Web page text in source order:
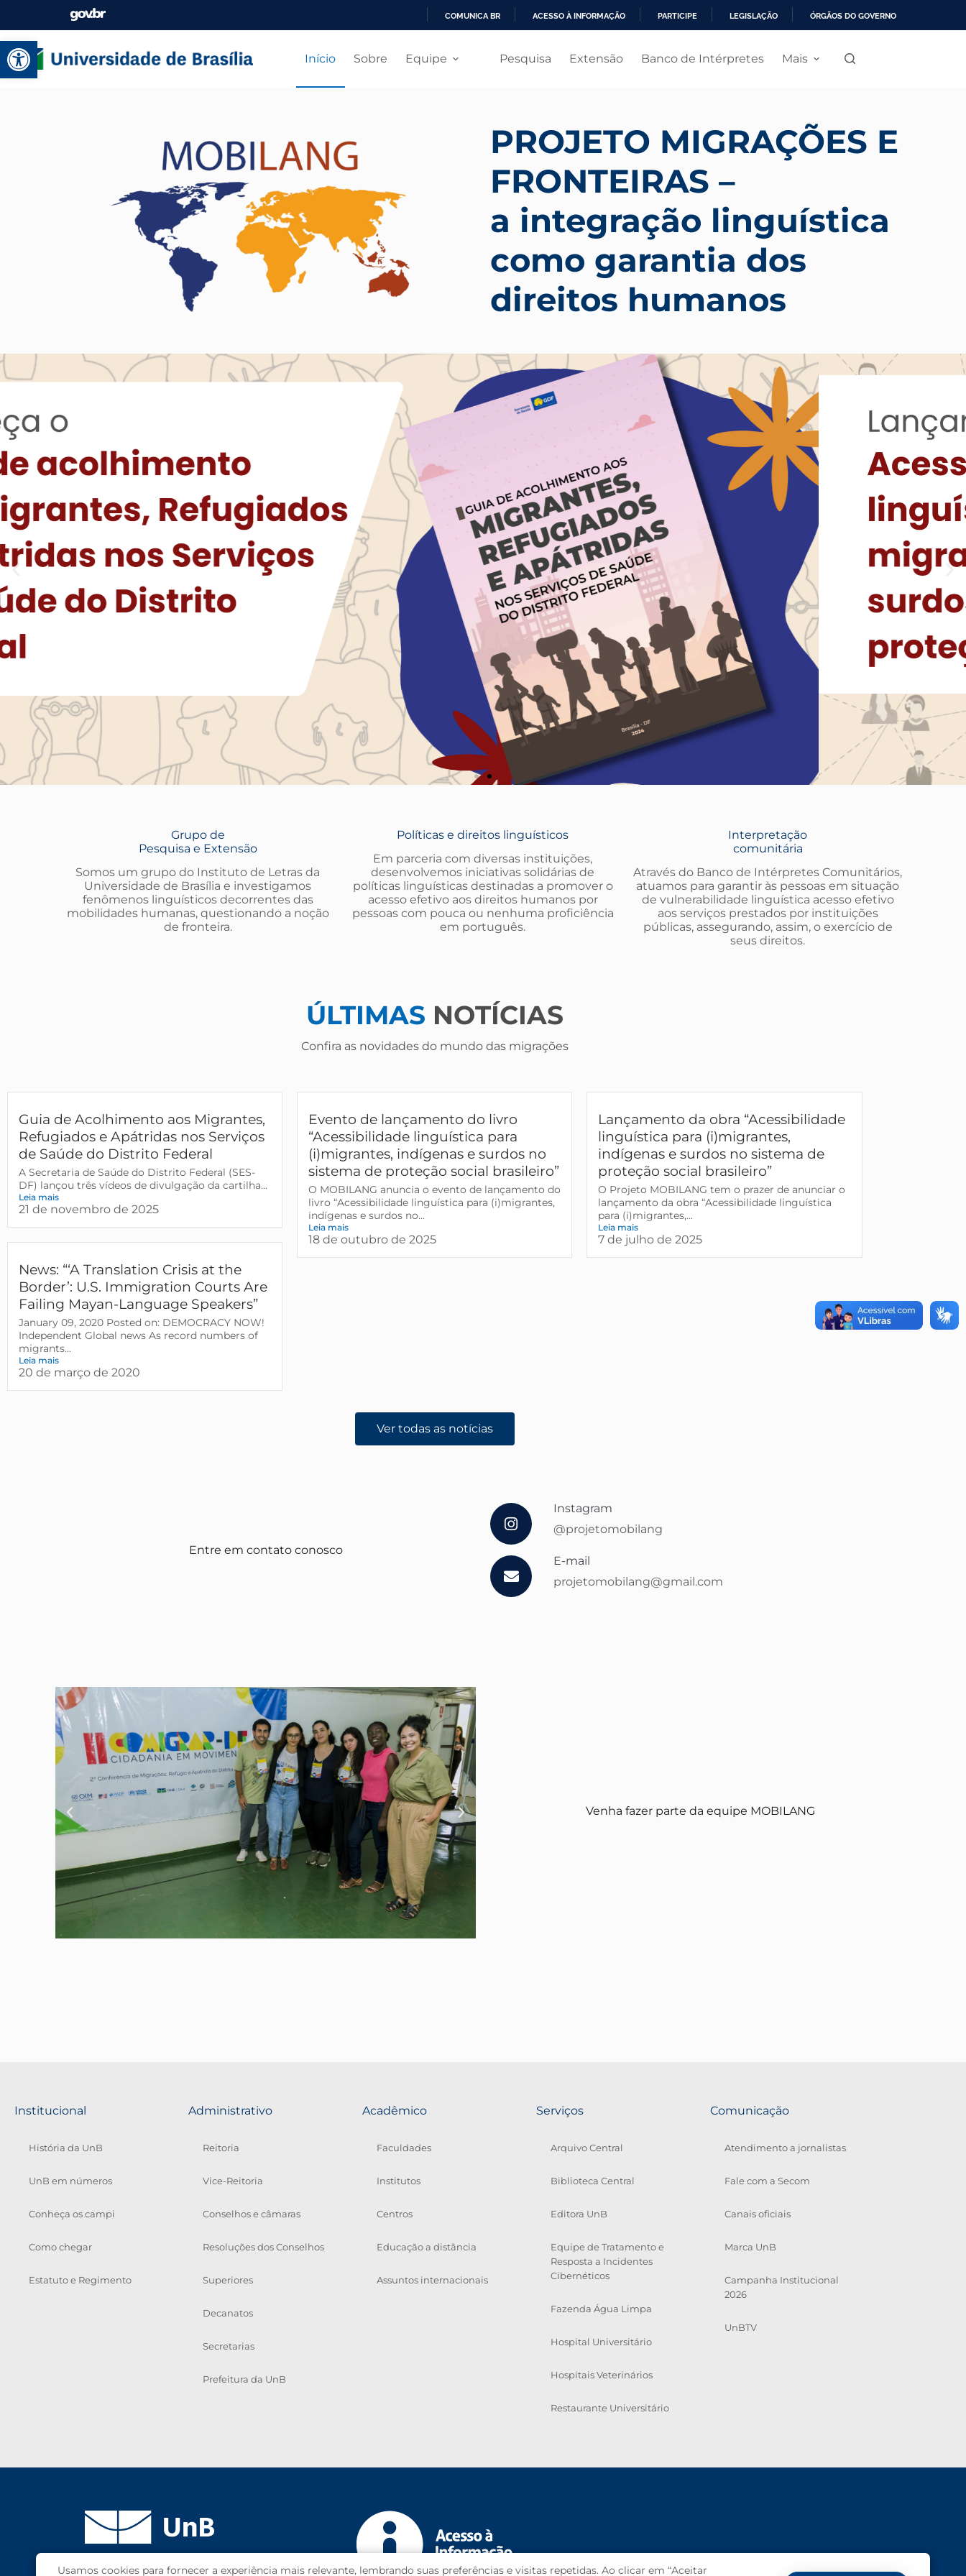
Abrir a barra de ferramentas
COMUNICA BR ACESSO À INFORMAÇÃO PARTICIPE LEGISLAÇÃO ÓRGÃOS DO GOVERNO
Início Sobre Equipe Pesquisa Extensão Banco de Intérpretes Mais
PROJETO MIGRAÇÕES E
FRONTEIRAS –
a integração linguística
como garantia dos
direitos humanos
Grupo de
Pesquisa e Extensão
Somos um grupo do Instituto de Letras da
Universidade de Brasília e investigamos
fenômenos linguísticos decorrentes das
mobilidades humanas, questionando a noção
de fronteira.
Políticas e direitos linguísticos
Em parceria com diversas instituições,
desenvolvemos iniciativas solidárias de
políticas linguísticas destinadas a promover o
acesso efetivo aos direitos humanos por
pessoas com pouca ou nenhuma proficiência
em português.
Interpretação
comunitária
Através do Banco de Intérpretes Comunitários,
atuamos para garantir às pessoas em situação
de vulnerabilidade linguística acesso efetivo
aos serviços prestados por instituições
públicas, assegurando, assim, o exercício de
seus direitos.
ÚLTIMAS NOTÍCIAS
Confira as novidades do mundo das migrações
Guia de Acolhimento aos Migrantes,
Refugiados e Apátridas nos Serviços
de Saúde do Distrito Federal
A Secretaria de Saúde do Distrito Federal (SES-
DF) lançou três vídeos de divulgação da cartilha...
Leia mais
21 de novembro de 2025
Evento de lançamento do livro
“Acessibilidade linguística para
(i)migrantes, indígenas e surdos no
sistema de proteção social brasileiro”
O MOBILANG anuncia o evento de lançamento do
livro “Acessibilidade linguística para (i)migrantes,
indígenas e surdos no...
Leia mais
18 de outubro de 2025
Lançamento da obra “Acessibilidade
linguística para (i)migrantes,
indígenas e surdos no sistema de
proteção social brasileiro”
O Projeto MOBILANG tem o prazer de anunciar o
lançamento da obra “Acessibilidade linguística
para (i)migrantes,...
Leia mais
7 de julho de 2025
News: “‘A Translation Crisis at the
Border’: U.S. Immigration Courts Are
Failing Mayan-Language Speakers”
January 09, 2020 Posted on: DEMOCRACY NOW!
Independent Global news As record numbers of
migrants...
Leia mais
20 de março de 2020
Ver todas as notícias
Entre em contato conosco
Instagram
@projetomobilang
E-mail
projetomobilang@gmail.com
Venha fazer parte da equipe MOBILANG
Institucional
História da UnB
UnB em números
Conheça os campi
Como chegar
Estatuto e Regimento
Administrativo
Reitoria
Vice-Reitoria
Conselhos e câmaras
Resoluções dos Conselhos
Superiores
Decanatos
Secretarias
Prefeitura da UnB
Acadêmico
Faculdades
Institutos
Centros
Educação a distância
Assuntos internacionais
Serviços
Arquivo Central
Biblioteca Central
Editora UnB
Equipe de Tratamento e
Resposta a Incidentes
Cibernéticos
Fazenda Água Limpa
Hospital Universitário
Hospitais Veterinários
Restaurante Universitário
Comunicação
Atendimento a jornalistas
Fale com a Secom
Canais oficiais
Marca UnB
Campanha Institucional
2026
UnBTV
OuvidoriaUnB
Usamos cookies para fornecer a experiência mais relevante, lembrando suas preferências e visitas repetidas. Ao clicar em “Aceitar